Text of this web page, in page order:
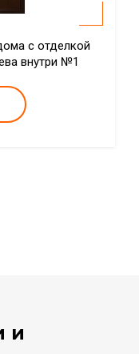
с отделкой
внутри №1
и